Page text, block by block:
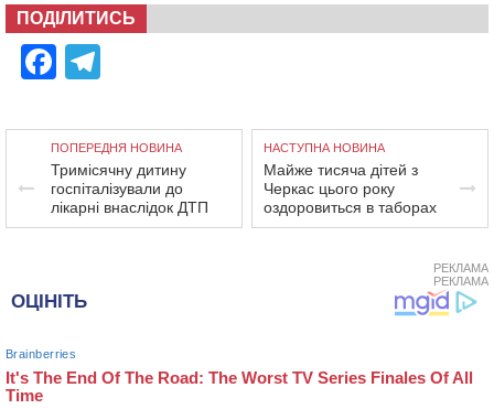
ПОДІЛИТИСЬ
Facebook
ПОПЕРЕДНЯ НОВИНА
Тримісячну дитину
госпіталізували до
лікарні внаслідок ДТП
НАСТУПНА НОВИНА
Майже тисяча дітей з
Черкас цього року
оздоровиться в таборах
РЕКЛАМА
РЕКЛАМА